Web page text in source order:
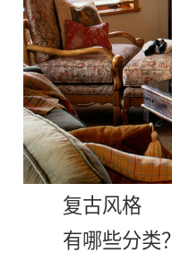
复古风格
有哪些分类？